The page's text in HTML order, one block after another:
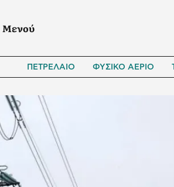
Μενού
ΠΕΤΡΕΛΑΙΟ ΦΥΣΙΚΟ ΑΕΡΙΟ